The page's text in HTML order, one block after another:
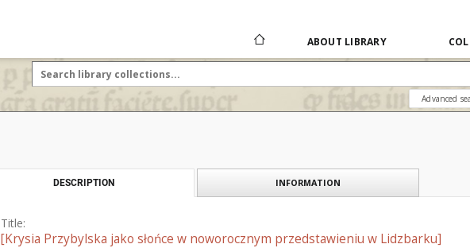
ABOUT LIBRARY
Advanced
DESCRIPTION INFORMATION
Title:
[Krysia Przybylska jako słońce w noworocznym przedstawieniu w Lidzbarku]